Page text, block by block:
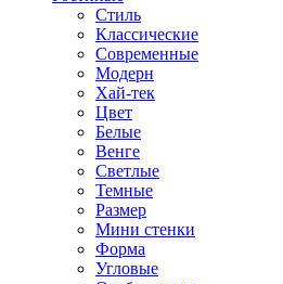
Стиль
Классические
Современные
Модерн
Хай-тек
Цвет
Белые
Венге
Светлые
Темные
Размер
Мини стенки
Форма
Угловые